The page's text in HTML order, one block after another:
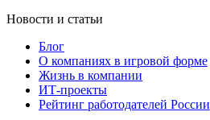
Новости и статьи
Блог
О компаниях в игровой форме
Жизнь в компании
ИТ-проекты
Рейтинг работодателей России